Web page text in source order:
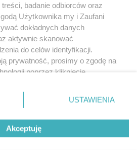
O nas
badanie odbiorców oraz
Użytkownika my i Zaufani
dokładnych danych
aktywnie skanować
do celów identyfikacji.
prywatność, prosimy o zgodę na
poprzez kliknięcie
przycisk ustawień prywatności
dolnym rogu strony
nie wymagają zgody
prawo sprzeciwić się takiemu
będą miały zastosowanie tylko
USTAWIENIA
Akceptuję